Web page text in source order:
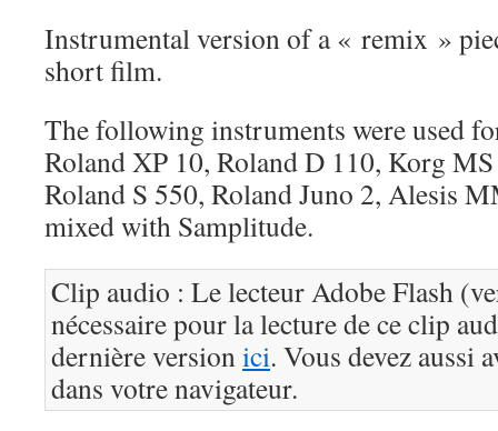
Instrumental version of a « remix »
short film.
The following instruments were used
Roland XP 10, Roland D 110, Korg
Roland S 550, Roland Juno 2, Alesis
mixed with Samplitude.
Clip audio : Le lecteur Adobe Flash
nécessaire pour la lecture de ce clip
dernière versionici. Vous devez aussi
dans votre navigateur.